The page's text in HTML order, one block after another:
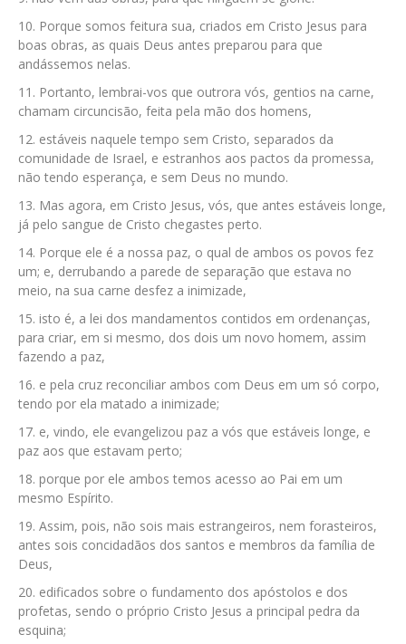
Porque somos feitura sua, criados em Cristo Jesus para
boas obras, as quais Deus antes preparou para que
andássemos nelas.
Portanto, lembrai-vos que outrora vós, gentios na carne,
chamam circuncisão, feita pela mão dos homens,
estáveis naquele tempo sem Cristo, separados da
comunidade de Israel, e estranhos aos pactos da promessa,
não tendo esperança, e sem Deus no mundo.
Mas agora, em Cristo Jesus, vós, que antes estáveis longe,
já pelo sangue de Cristo chegastes perto.
Porque ele é a nossa paz, o qual de ambos os povos fez
um; e, derrubando a parede de separação que estava no
meio, na sua carne desfez a inimizade,
isto é, a lei dos mandamentos contidos em ordenanças,
para criar, em si mesmo, dos dois um novo homem, assim
fazendo a paz,
e pela cruz reconciliar ambos com Deus em um só corpo,
tendo por ela matado a inimizade;
e, vindo, ele evangelizou paz a vós que estáveis longe, e
paz aos que estavam perto;
porque por ele ambos temos acesso ao Pai em um
mesmo Espírito.
Assim, pois, não sois mais estrangeiros, nem forasteiros,
antes sois concidadãos dos santos e membros da família de
Deus,
edificados sobre o fundamento dos apóstolos e dos
profetas, sendo o próprio Cristo Jesus a principal pedra da
esquina;